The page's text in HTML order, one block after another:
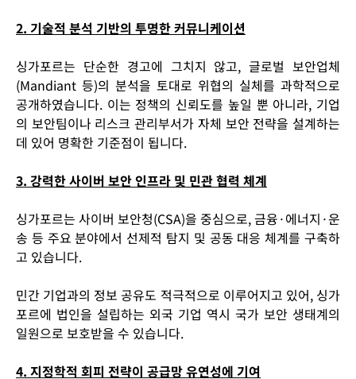
2. 기술적 분석 기반의 투명한 커뮤니케이션
싱가포르는 단순한 경고에 그치지 않고, 글로벌 보안업체
(Mandiant 등)의 분석을 토대로 위협의 실체를 과학적으로
공개하였습니다. 이는 정책의 신뢰도를 높일 뿐 아니라, 기업
의 보안팀이나 리스크 관리부서가 자체 보안 전략을 설계하는
데 있어 명확한 기준점이 됩니다.
3. 강력한 사이버 보안 인프라 및 민관 협력 체계
싱가포르는 사이버 보안청(CSA)을 중심으로, 금융·에너지·운
송 등 주요 분야에서 선제적 탐지 및 공동 대응 체계를 구축하
고 있습니다.
민간 기업과의 정보 공유도 적극적으로 이루어지고 있어, 싱가
포르에 법인을 설립하는 외국 기업 역시 국가 보안 생태계의
일원으로 보호받을 수 있습니다.
4. 지정학적 회피 전략이 공급망 유연성에 기여